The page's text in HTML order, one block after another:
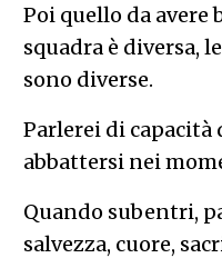
Poi quello da avere
squadra è diversa,
sono diverse.
Parlerei di
abbattersi nei
Quando subentri,
salvezza, cuore,